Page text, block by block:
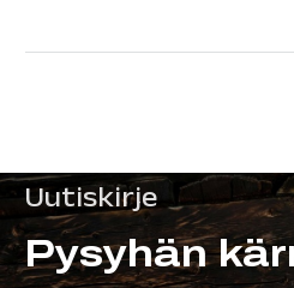
Uutiskirje
Pysyhän